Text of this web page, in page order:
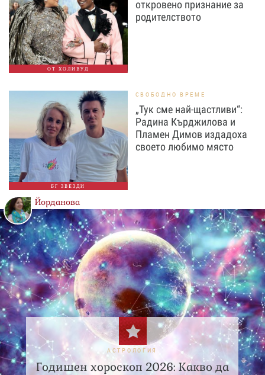
ОТ ХОЛИВУД
откровено признание за
родителството
БГ ЗВЕЗДИ
СВОБОДНО ВРЕМЕ
„Тук сме най-щастливи“:
Радина Кърджилова и
Пламен Димов издадоха
своето любимо място
Йорданова
АСТРОЛОГИЯ
Годишен хороскоп 2026: Какво да